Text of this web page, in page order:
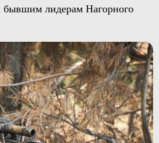
бывшим лидерам Нагорного